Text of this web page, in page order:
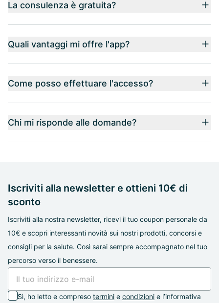
La consulenza è gratuita?
Quali vantaggi mi offre l'app?
Come posso effettuare l'accesso?
Chi mi risponde alle domande?
Iscriviti alla newsletter e ottieni 10€ di
sconto
Iscriviti alla nostra newsletter, ricevi il tuo coupon personale da
10€ e scopri interessanti novità sui nostri prodotti, concorsi e
consigli per la salute. Così sarai sempre accompagnato nel tuo
percorso verso il benessere.
Sì, ho letto e compreso termini e condizioni e l’informativa